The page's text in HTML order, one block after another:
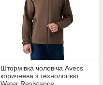
Штормівка чоловіча Avecs
коричнева з технологією